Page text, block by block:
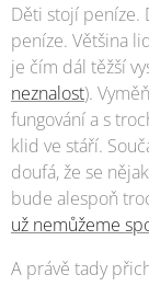
Děti stojí peníze.
peníze. Většina
je čím dál těžší
neznalost).
fungování a s
klid ve stáří.
doufá, že se
bude alespoň
už nemůžeme
A právě tady